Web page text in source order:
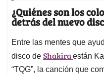
¿Quiénes son los
detrás del nuevo
Entre las mentes que
disco de Shakiraestán
“TQG”, la canción que